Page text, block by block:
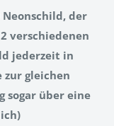
Neonschild, der
verschiedenen
jederzeit in
zur gleichen
sogar über eine